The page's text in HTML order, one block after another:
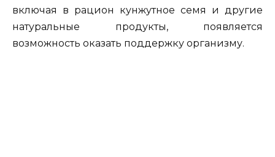
включая в рацион кунжутное семя и другие
натуральные продукты, появляется
возможность оказать поддержку организму.